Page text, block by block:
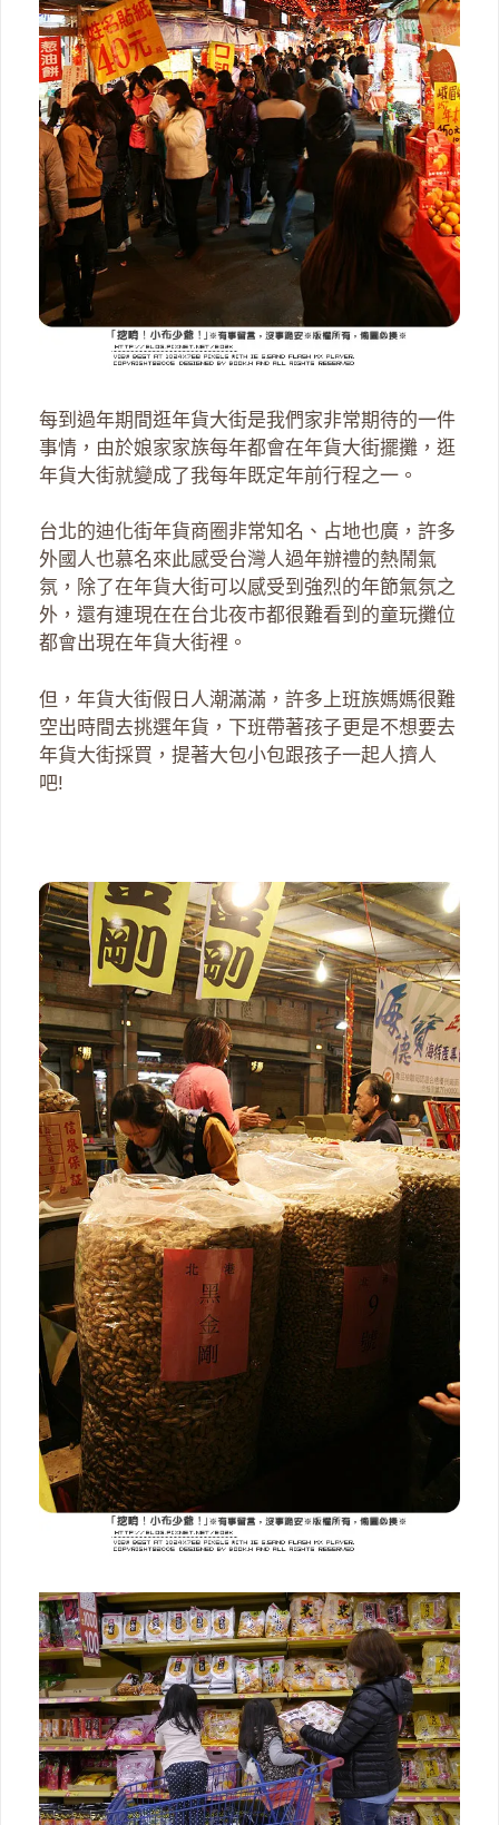
每到過年期間逛年貨大街是我們家非常期待的一件
事情，由於娘家家族每年都會在年貨大街擺攤，逛
年貨大街就變成了我每年既定年前行程之一。
台北的迪化街年貨商圈非常知名、占地也廣，許多
外國人也慕名來此感受台灣人過年辦禮的熱鬧氣
氛，除了在年貨大街可以感受到強烈的年節氣氛之
外，還有連現在在台北夜市都很難看到的童玩攤位
都會出現在年貨大街裡。
但，年貨大街假日人潮滿滿，許多上班族媽媽很難
空出時間去挑選年貨，下班帶著孩子更是不想要去
年貨大街採買，提著大包小包跟孩子一起人擠人
吧!